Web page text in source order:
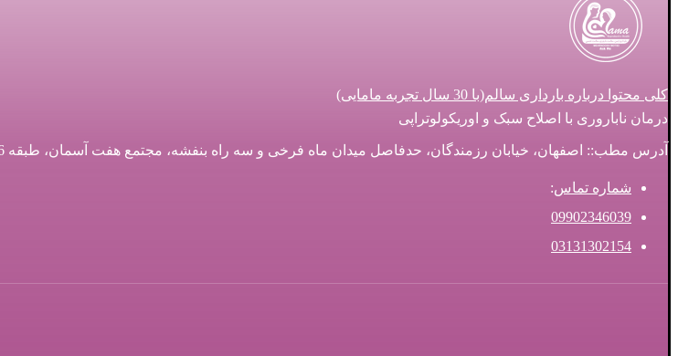
کلی محتوا درباره بارداری سالم(با 30 سال تجربه مامایی)
درمان ناباروری با اصلاح سبک و اوریکولوتراپی
آدرس مطب:: اصفهان، خیابان رزمندگان، حدفاصل میدان ماه فرخی و سه راه بنفشه، مجتمع هفت آسمان، طبقه 6 واحد 62
شماره تماس:
09902346039
03131302154